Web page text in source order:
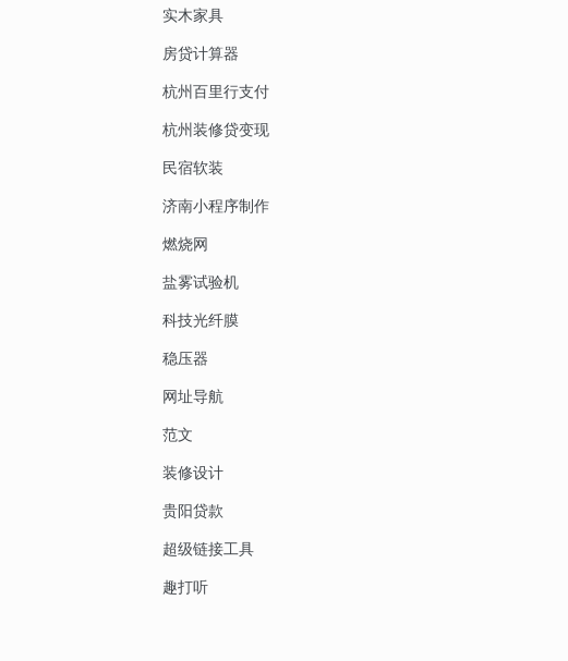
实木家具
房贷计算器
杭州百里行支付
杭州装修贷变现
民宿软装
济南小程序制作
燃烧网
盐雾试验机
科技光纤膜
稳压器
网址导航
范文
装修设计
贵阳贷款
超级链接工具
趣打听